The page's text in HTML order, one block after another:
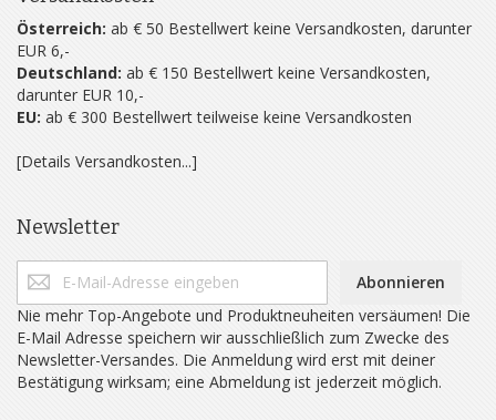
Österreich: ab € 50 Bestellwert keine Versandkosten, darunter
EUR 6,-
Deutschland: ab € 150 Bestellwert keine Versandkosten,
darunter EUR 10,-
EU: ab € 300 Bestellwert teilweise keine Versandkosten
[Details Versandkosten...]
Newsletter
Abonnieren
Nie mehr Top-Angebote und Produktneuheiten versäumen! Die
E-Mail Adresse speichern wir ausschließlich zum Zwecke des
Newsletter-Versandes. Die Anmeldung wird erst mit deiner
Bestätigung wirksam; eine Abmeldung ist jederzeit möglich.